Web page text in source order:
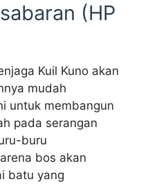
(HP
Kuil Kuno akan
mudah
untuk membangun
pada serangan
buru
bos akan
batu yang